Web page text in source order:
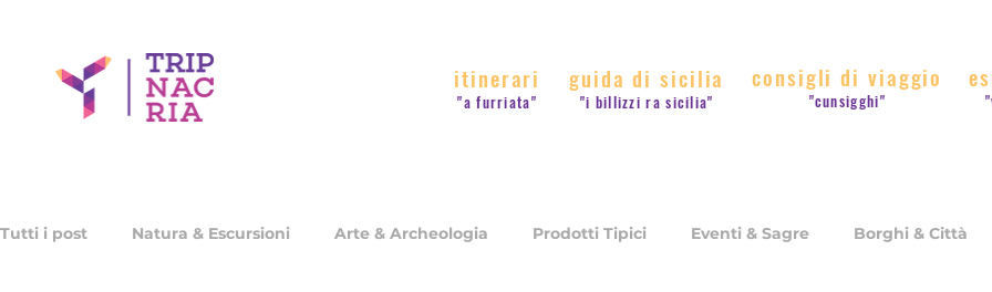
itinerari
"a furriata"
guida di sicilia
"i billizzi ra sicilia"
consigli di viaggio
"cunsigghi"
Tutti i post Natura & Escursioni Arte & Archeologia Prodotti Tipici Eventi & Sagre Borghi & Città